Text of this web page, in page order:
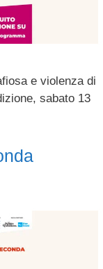
e violenza di
sabato 13